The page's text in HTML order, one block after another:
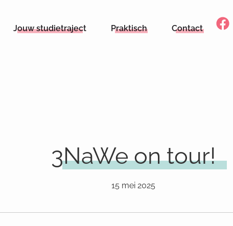
Jouw studietraject Praktisch Contact
3NaWe on tour!
15 mei 2025